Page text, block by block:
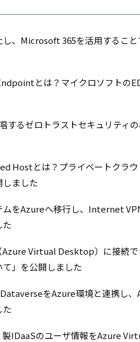
、Microsoft 365を活用するこ
とは？マイクロソフトの
するゼロトラストセキュリティ
Hostとは？プライベートクラウ
しました
ムをAzureへ移行し、Internet
た
Azure Virtual Desktop）に接続で
」を公開しました
をAzure環境と連携し
た
製IDaaSのユーザ情報をAzure